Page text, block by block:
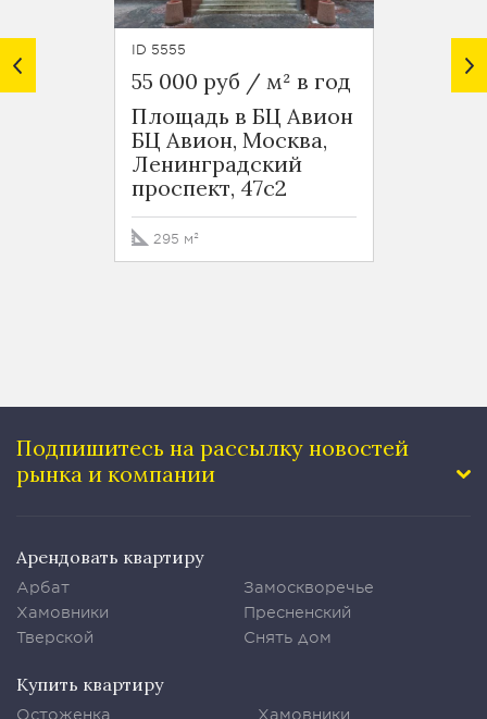
ID 5555
55 000 руб / м² в год
Площадь в БЦ Авион
БЦ Авион, Москва,
Ленинградский
проспект, 47с2
295 м²
57
Подпишитесь на рассылку новостей
рынка и компании
Арендовать квартиру
Арбат
Хамовники
Тверской
Замоскворечье
Пресненский
Снять дом
Купить квартиру
Остоженка
Хамовники